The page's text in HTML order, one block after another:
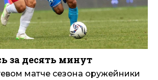
за десять минут
матче сезона оружейники